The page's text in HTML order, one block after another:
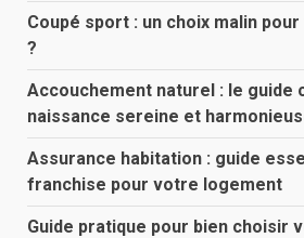
Coupé sport : un choix malin
?
Accouchement naturel : le guide
naissance sereine et
Assurance habitation : guide
franchise pour votre logement
Guide pratique pour bien choisir